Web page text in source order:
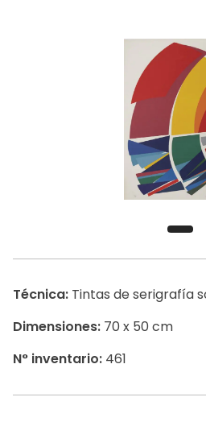
Técnica: Tintas de serigrafía
Dimensiones: 70 x 50 cm
N° inventario: 461